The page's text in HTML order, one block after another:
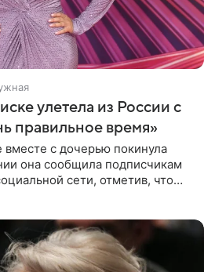
улетела из России с
правильное время»
вместе с дочерью покинула
она сообщила подписчикам
сети, отметив, что